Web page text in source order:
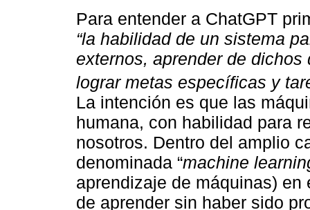
Para entender a ChatGPT
“la habilidad de un sistema
externos, aprender de
lograr metas específicas y
La intención es que las
humana, con habilidad para
nosotros. Dentro del amplio
denominada “machine
aprendizaje de máquinas)
de aprender sin haber sido